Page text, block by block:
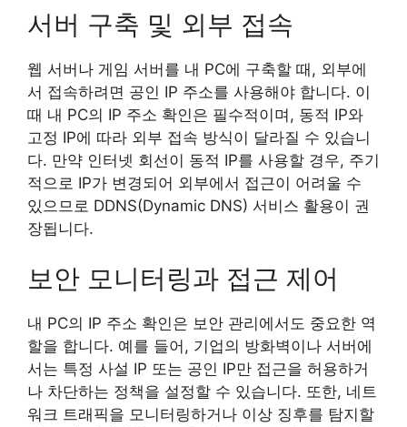
서버 구축 및 외부 접속
웹 서버나 게임 서버를 내 PC에 구축할 때, 외부에
서 접속하려면 공인 IP 주소를 사용해야 합니다. 이
때 내 PC의 IP 주소 확인은 필수적이며, 동적 IP와
고정 IP에 따라 외부 접속 방식이 달라질 수 있습니
다. 만약 인터넷 회선이 동적 IP를 사용할 경우, 주기
적으로 IP가 변경되어 외부에서 접근이 어려울 수
있으므로 DDNS(Dynamic DNS) 서비스 활용이 권
장됩니다.
보안 모니터링과 접근 제어
내 PC의 IP 주소 확인은 보안 관리에서도 중요한 역
할을 합니다. 예를 들어, 기업의 방화벽이나 서버에
서는 특정 사설 IP 또는 공인 IP만 접근을 허용하거
나 차단하는 정책을 설정할 수 있습니다. 또한, 네트
워크 트래픽을 모니터링하거나 이상 징후를 탐지할